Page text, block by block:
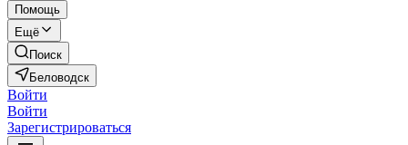
Помощь
Ещё
Поиск
Беловодск
Войти
Войти
Зарегистрироваться